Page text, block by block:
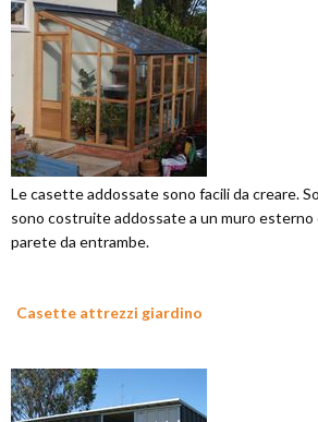
Le casette addossate sono facili da creare.
sono costruite addossate a un muro esterno
parete da entrambe.
Casette attrezzi giardino